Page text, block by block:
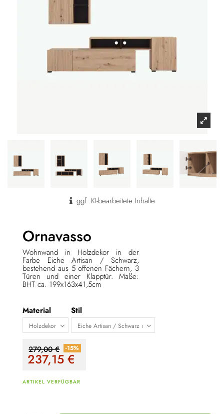
ggf. KI-bearbeitete Inhalte
Ornavasso
Wohnwand in Holzdekor in der
Farbe Eiche Artisan / Schwarz,
bestehend aus 5 offenen Fächern, 3
Türen und einer Klapptür. Maße:
BHT ca. 199x163x41,5cm
Material Stil
279,00 € -15%
237,15 €
ARTIKEL VERFÜGBAR